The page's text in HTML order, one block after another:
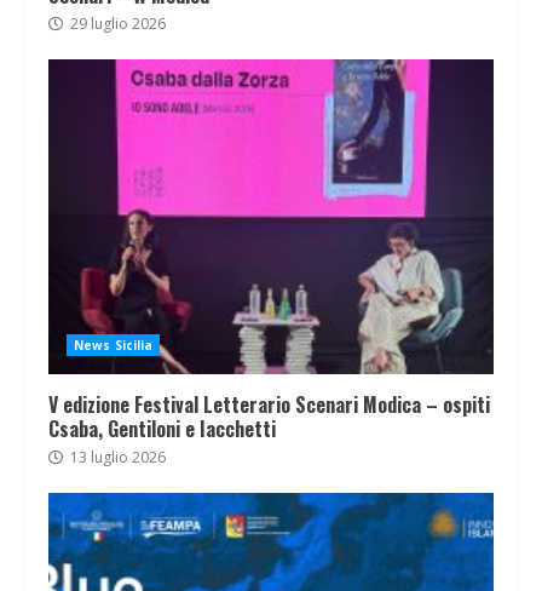
29 luglio 2026
News Sicilia
V edizione Festival Letterario Scenari Modica – ospiti
Csaba, Gentiloni e Iacchetti
13 luglio 2026